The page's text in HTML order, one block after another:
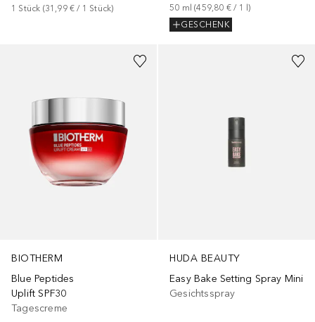
1 Stück (31,99 € / 1 Stück) 50 ml (459,80 € / 1 l)
GESCHENK
BIOTHERM
Blue Peptides
Uplift SPF30
Tagescreme
HUDA BEAUTY
Easy Bake Setting Spray Mini
Gesichtsspray
Größe